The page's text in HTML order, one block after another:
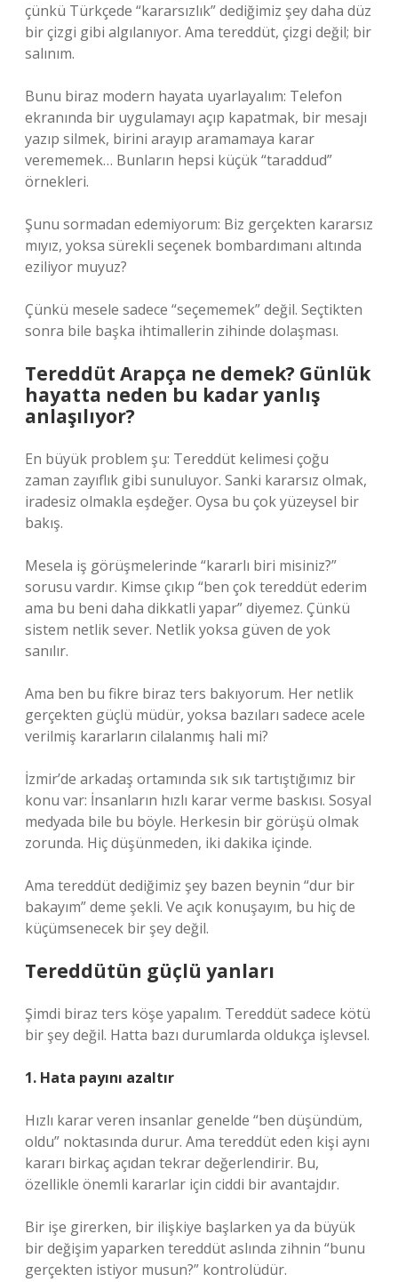
çünkü Türkçede “kararsızlık” dediğimiz şey daha düz
bir çizgi gibi algılanıyor. Ama tereddüt, çizgi değil; bir
salınım.
Bunu biraz modern hayata uyarlayalım: Telefon
ekranında bir uygulamayı açıp kapatmak, bir mesajı
yazıp silmek, birini arayıp aramamaya karar
verememek… Bunların hepsi küçük “taraddud”
örnekleri.
Şunu sormadan edemiyorum: Biz gerçekten kararsız
mıyız, yoksa sürekli seçenek bombardımanı altında
eziliyor muyuz?
Çünkü mesele sadece “seçememek” değil. Seçtikten
sonra bile başka ihtimallerin zihinde dolaşması.
Tereddüt Arapça ne demek? Günlük
hayatta neden bu kadar yanlış
anlaşılıyor?
En büyük problem şu: Tereddüt kelimesi çoğu
zaman zayıflık gibi sunuluyor. Sanki kararsız olmak,
iradesiz olmakla eşdeğer. Oysa bu çok yüzeysel bir
bakış.
Mesela iş görüşmelerinde “kararlı biri misiniz?”
sorusu vardır. Kimse çıkıp “ben çok tereddüt ederim
ama bu beni daha dikkatli yapar” diyemez. Çünkü
sistem netlik sever. Netlik yoksa güven de yok
sanılır.
Ama ben bu fikre biraz ters bakıyorum. Her netlik
gerçekten güçlü müdür, yoksa bazıları sadece acele
verilmiş kararların cilalanmış hali mi?
İzmir’de arkadaş ortamında sık sık tartıştığımız bir
konu var: İnsanların hızlı karar verme baskısı. Sosyal
medyada bile bu böyle. Herkesin bir görüşü olmak
zorunda. Hiç düşünmeden, iki dakika içinde.
Ama tereddüt dediğimiz şey bazen beynin “dur bir
bakayım” deme şekli. Ve açık konuşayım, bu hiç de
küçümsenecek bir şey değil.
Tereddütün güçlü yanları
Şimdi biraz ters köşe yapalım. Tereddüt sadece kötü
bir şey değil. Hatta bazı durumlarda oldukça işlevsel.
1. Hata payını azaltır
Hızlı karar veren insanlar genelde “ben düşündüm,
oldu” noktasında durur. Ama tereddüt eden kişi aynı
kararı birkaç açıdan tekrar değerlendirir. Bu,
özellikle önemli kararlar için ciddi bir avantajdır.
Bir işe girerken, bir ilişkiye başlarken ya da büyük
bir değişim yaparken tereddüt aslında zihnin “bunu
gerçekten istiyor musun?” kontrolüdür.